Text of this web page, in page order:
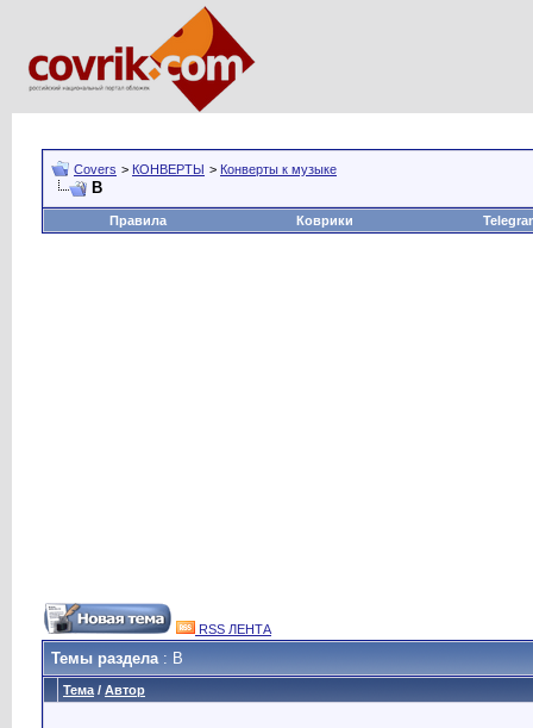
Covers > КОНВЕРТЫ > Конверты к музыке
В
Правила Коврики
RSS ЛЕНТА
Темы раздела: В
Тема / Автор